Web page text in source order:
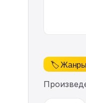
🏷️ Жанры